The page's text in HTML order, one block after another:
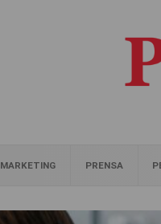
MARKETING PRENSA